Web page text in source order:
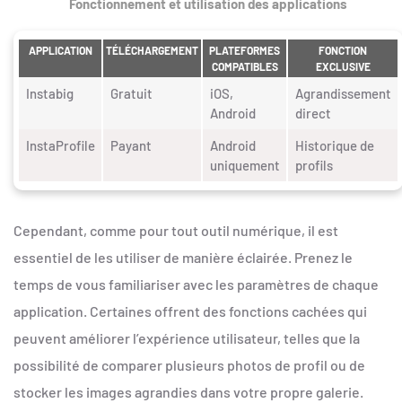
Fonctionnement et utilisation des applications
APPLICATION TÉLÉCHARGEMENT
PLATEFORMES
COMPATIBLES
FONCTION
EXCLUSIVE
Instabig Gratuit
iOS,
Android
Agrandissement
direct
InstaProfile
Payant
Android
uniquement
Historique de
profils
Cependant, comme pour tout outil numérique, il est
essentiel de les utiliser de manière éclairée. Prenez le
temps de vous familiariser avec les paramètres de chaque
application. Certaines offrent des fonctions cachées qui
peuvent améliorer l’expérience utilisateur, telles que la
possibilité de comparer plusieurs photos de profil ou de
stocker les images agrandies dans votre propre galerie.